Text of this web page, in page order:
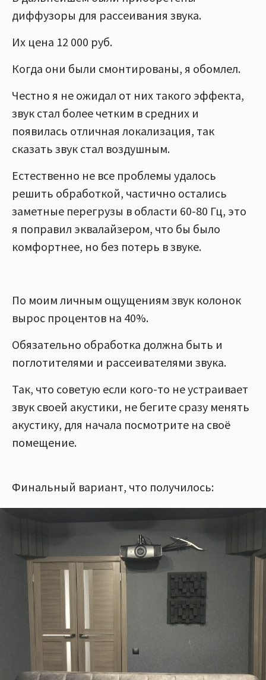
диффузоры для рассеивания звука.
Их цена 12 000 руб.
Когда они были смонтированы, я обомлел.
Честно я не ожидал от них такого эффекта,
звук стал более четким в средних и
появилась отличная локализация, так
сказать звук стал воздушным.
Естественно не все проблемы удалось
решить обработкой, частично остались
заметные перегрузы в области 60-80 Гц, это
я поправил эквалайзером, что бы было
комфортнее, но без потерь в звуке.
По моим личным ощущениям звук колонок
вырос процентов на 40%.
Обязательно обработка должна быть и
поглотителями и рассеивателями звука.
Так, что советую если кого-то не устраивает
звук своей акустики, не бегите сразу менять
акустику, для начала посмотрите на своё
помещение.
Финальный вариант, что получилось: